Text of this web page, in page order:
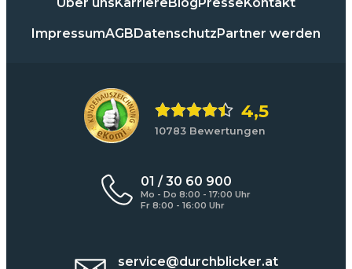
ImpressumAGBDatenschutzPartner werden
4,5
10783 Bewertungen
01 / 30 60 900
Mo - Do 8:00 - 17:00 Uhr
Fr 8:00 - 16:00 Uhr
service@durchblicker.at